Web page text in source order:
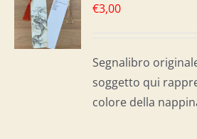
€3,00
Segnalibro
soggetto qui
colore della